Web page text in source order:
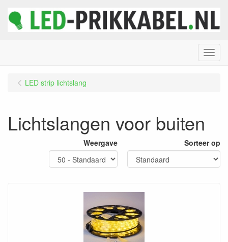
Menu
LED strip lichtslang
Lichtslangen voor buiten
Weergave Sorteer op